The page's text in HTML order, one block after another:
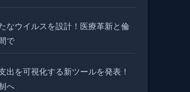
なウイルスを設計！医療革新と倫
で
出を可視化する新ツールを発表！
へ